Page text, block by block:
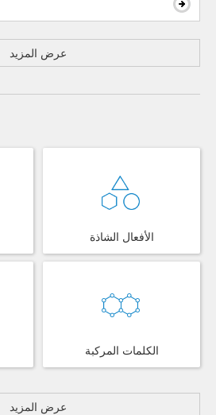
عرض المزيد
الأفعال الشاذة
الكلمات المركبة
عرض المزيد